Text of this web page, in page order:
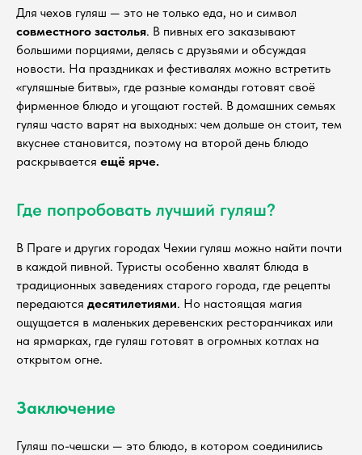
Для чехов гуляш — это не только еда, но и символ
совместного застолья. В пивных его заказывают
большими порциями, делясь с друзьями и обсуждая
новости. На праздниках и фестивалях можно встретить
«гуляшные битвы», где разные команды готовят своё
фирменное блюдо и угощают гостей. В домашних семьях
гуляш часто варят на выходных: чем дольше он стоит, тем
вкуснее становится, поэтому на второй день блюдо
раскрывается ещё ярче.
Где попробовать лучший гуляш?
В Праге и других городах Чехии гуляш можно найти почти
в каждой пивной. Туристы особенно хвалят блюда в
традиционных заведениях старого города, где рецепты
передаются десятилетиями. Но настоящая магия
ощущается в маленьких деревенских ресторанчиках или
на ярмарках, где гуляш готовят в огромных котлах на
открытом огне.
Заключение
Гуляш по-чешски — это блюдо, в котором соединились